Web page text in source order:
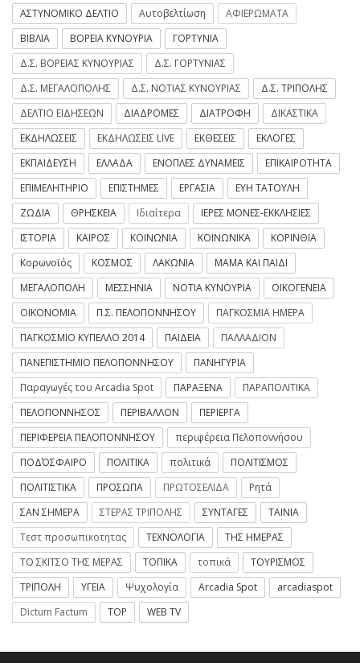
ΑΣΤΥΝΟΜΙΚΟ ΔΕΛΤΙΟ Αυτοβελτίωση
ΑΦΙΕΡΩΜΑΤΑ
ΒΙΒΛΙΑ
ΒΟΡΕΙΑ ΚΥΝΟΥΡΙΑ
ΓΟΡΤΥΝΙΑ
Δ.Σ. ΒΟΡΕΙΑΣ ΚΥΝΟΥΡΙΑΣ
Δ.Σ. ΓΟΡΤΥΝΙΑΣ
Δ.Σ. ΜΕΓΑΛΟΠΟΛΗΣ
Δ.Σ. ΝΟΤΙΑΣ ΚΥΝΟΥΡΙΑΣ
Δ.Σ. ΤΡΙΠΟΛΗΣ
ΔΕΛΤΙΟ ΕΙΔΗΣΕΩΝ
ΔΙΑΔΡΟΜΕΣ ΔΙΑΤΡΟΦΗ
ΔΙΚΑΣΤΙΚΑ
ΕΚΔΗΛΩΣΕΙΣ
ΕΚΔΗΛΩΣΕΙΣ LIVE ΕΚΘΕΣΕΙΣ
ΕΚΛΟΓΕΣ
ΕΚΠΑΙΔΕΥΣΗ
ΕΛΛΑΔΑ ΕΝΟΠΛΕΣ ΔΥΝΑΜΕΙΣ
ΕΠΙΚΑΙΡΟΤΗΤΑ
ΕΠΙΜΕΛΗΤΗΡΙΟ
ΕΠΙΣΤΗΜΕΣ ΕΡΓΑΣΙΑ
ΕΥΗ ΤΑΤΟΥΛΗ
ΖΩΔΙΑ
ΘΡΗΣΚΕΙΑ Ιδιαίτερα
ΙΕΡΕΣ ΜΟΝΕΣ-ΕΚΚΛΗΣΙΕΣ
ΙΣΤΟΡΙΑ
ΚΑΙΡΟΣ ΚΟΙΝΩΝΙΑ ΚΟΙΝΩΝΙΚΑ
ΚΟΡΙΝΘΙΑ
Κορωνοϊός
ΚΟΣΜΟΣ ΛΑΚΩΝΙΑ
ΜΑΜΑ ΚΑΙ ΠΑΙΔΙ
ΜΕΓΑΛΟΠΟΛΗ
ΜΕΣΣΗΝΙΑ ΝΟΤΙΑ ΚΥΝΟΥΡΙΑ
ΟΙΚΟΓΕΝΕΙΑ
ΟΙΚΟΝΟΜΙΑ
Π.Σ. ΠΕΛΟΠΟΝΝΗΣΟΥ
ΠΑΓΚΟΣΜΙΑ ΗΜΕΡΑ
ΠΑΓΚΟΣΜΙΟ ΚΥΠΕΛΛΟ 2014
ΠΑΙΔΕΙΑ
ΠΑΛΛΑΔΙΟΝ
ΠΑΝΕΠΙΣΤΗΜΙΟ ΠΕΛΟΠΟΝΝΗΣΟΥ
ΠΑΝΗΓΥΡΙΑ
Παραγωγές του Arcadia Spot
ΠΑΡΑΞΕΝΑ
ΠΑΡΑΠΟΛΙΤΙΚΑ
ΠΕΛΟΠΟΝΝΗΣΟΣ
ΠΕΡΙΒΑΛΛΟΝ
ΠΕΡΙΕΡΓΑ
ΠΕΡΙΦΕΡΕΙΑ ΠΕΛΟΠΟΝΝΗΣΟΥ
περιφέρεια Πελοποννήσου
ΠΟΔΌΣΦΑΙΡΟ
ΠΟΛΙΤΙΚΑ πολιτικά
ΠΟΛΙΤΙΣΜΟΣ
ΠΟΛΙΤΙΣΤΙΚΑ
ΠΡΟΣΩΠΑ ΠΡΩΤΟΣΕΛΙΔΑ
Ρητά
ΣΑΝ ΣΗΜΕΡΑ
ΣΤΕΡΑΣ ΤΡΙΠΟΛΗΣ ΣΥΝΤΑΓΕΣ
ΤΑΙΝΙΑ
Τεστ προσωπικοτητας
ΤΕΧΝΟΛΟΓΙΑ
ΤΗΣ ΗΜΕΡΑΣ
ΤΟ ΣΚΙΤΣΟ ΤΗΣ ΜΕΡΑΣ
ΤΟΠΙΚΑ τοπικά
ΤΟΥΡΙΣΜΟΣ
ΤΡΙΠΟΛΗ
ΥΓΕΙΑ Ψυχολογία Arcadia Spot
arcadiaspot
Dictum Factum
TOP WEB TV